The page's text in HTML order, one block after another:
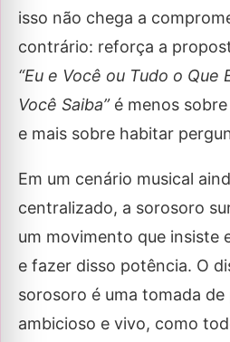
isso não chega a
contrário: reforça a
“Eu e Você ou Tudo o Que
Você Saiba”é menos
e mais sobre habitar
Em um cenário musical
centralizado, a sorosoro
um movimento que insiste
e fazer disso potência. O
sorosoro é uma tomada
ambicioso e vivo, como